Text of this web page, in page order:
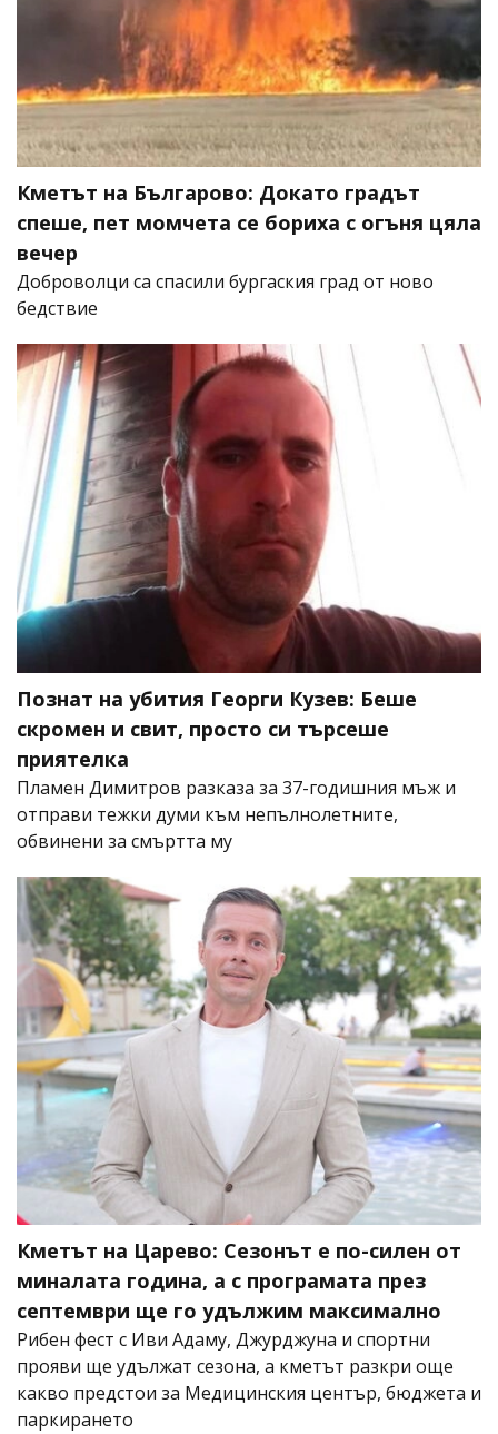
Кметът на Българово: Докато градът
спеше, пет момчета се бориха с огъня цяла
вечер
Доброволци са спасили бургаския град от ново
бедствие
Познат на убития Георги Кузев: Беше
скромен и свит, просто си търсеше
приятелка
Пламен Димитров разказа за 37-годишния мъж и
отправи тежки думи към непълнолетните,
обвинени за смъртта му
Кметът на Царево: Сезонът е по-силен от
миналата година, а с програмата през
септември ще го удължим максимално
Рибен фест с Иви Адаму, Джурджуна и спортни
прояви ще удължат сезона, а кметът разкри още
какво предстои за Медицинския център, бюджета и
паркирането